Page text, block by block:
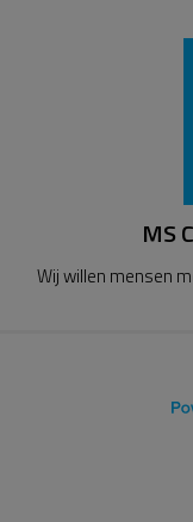
MS
Wij willen mensen